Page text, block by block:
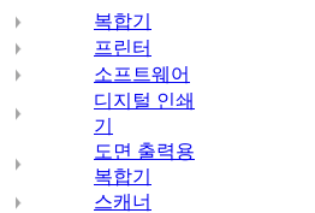
복합기
프린터
소프트웨어
디지털 인쇄
기
도면 출력용
복합기
스캐너